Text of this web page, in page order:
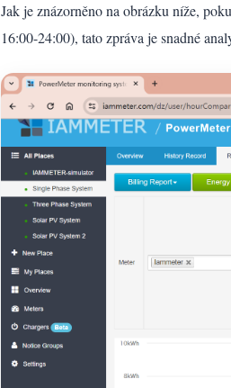
Jak je znázorněno na obrázku níže,
16:00-24:00), tato zpráva je snadné